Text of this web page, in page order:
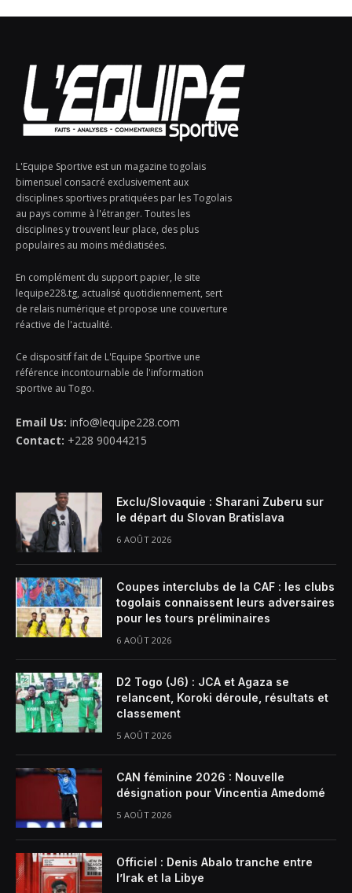
L'Equipe Sportive est un magazine togolais
bimensuel consacré exclusivement aux
disciplines sportives pratiquées par les Togolais
au pays comme à l'étranger. Toutes les
disciplines y trouvent leur place, des plus
populaires au moins médiatisées.
En complément du support papier, le site
lequipe228.tg, actualisé quotidiennement, sert
de relais numérique et propose une couverture
réactive de l'actualité.
Ce dispositif fait de L'Equipe Sportive une
référence incontournable de l'information
sportive au Togo.
Email Us: info@lequipe228.com
Contact: +228 90044215
Exclu/Slovaquie : Sharani Zuberu sur
le départ du Slovan Bratislava
6 AOÛT 2026
Coupes interclubs de la CAF : les clubs
togolais connaissent leurs adversaires
pour les tours préliminaires
6 AOÛT 2026
D2 Togo (J6) : JCA et Agaza se
relancent, Koroki déroule, résultats et
classement
5 AOÛT 2026
CAN féminine 2026 : Nouvelle
désignation pour Vincentia Amedomé
5 AOÛT 2026
Officiel : Denis Abalo tranche entre
l’Irak et la Libye